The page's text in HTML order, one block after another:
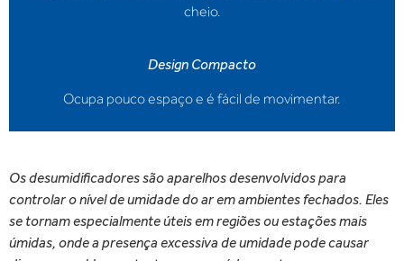
cheio.
Design Compacto
Ocupa pouco espaço e é fácil de movimentar.
Os desumidificadores são aparelhos desenvolvidos para
controlar o nível de umidade do ar em ambientes fechados. Eles
se tornam especialmente úteis em regiões ou estações mais
úmidas, onde a presença excessiva de umidade pode causar